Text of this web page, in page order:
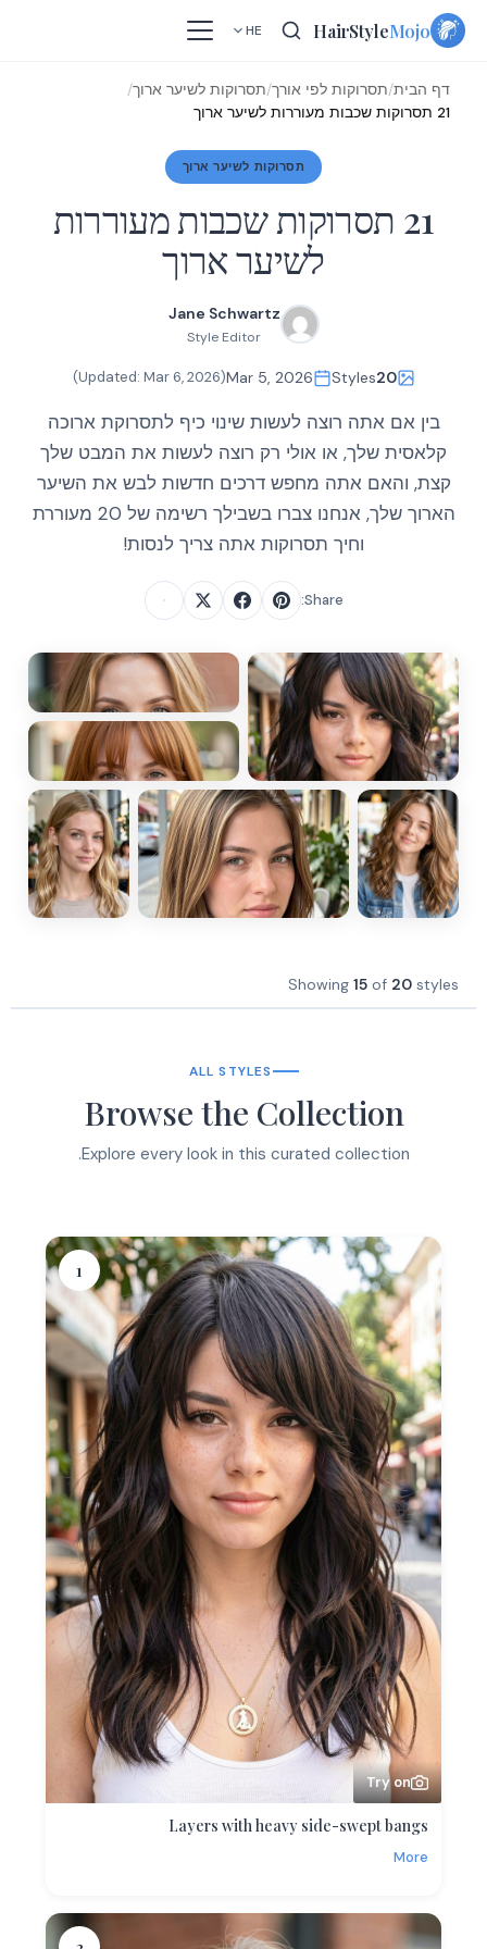
Skip
HairStyleMojo
HE
דף הבית/תסרוקות לפי אורך/תסרוקות לשיער ארוך/
21 תסרוקות שכבות מעוררות לשיער ארוך
תסרוקות לשיער ארוך
21 תסרוקות שכבות מעוררות
לשיער ארוך
Jane Schwartz
Style Editor
20
Styles
Mar 5, 2026
(Updated:
Mar 6, 2026
)
בין אם אתה רוצה לעשות שינוי כיף לתסרוקת ארוכה
קלאסית שלך, או אולי רק רוצה לעשות את המבט שלך
קצת, והאם אתה מחפש דרכים חדשות לבש את השיער
הארוך שלך, אנחנו צברו בשבילך רשימה של 20 מעוררת
וחיך תסרוקות אתה צריך לנסות!
Share:
Showing 15 of 20 styles
ALL STYLES
Browse the Collection
Explore every look in this curated collection.
1
Try on
Layers with heavy side-swept bangs
More